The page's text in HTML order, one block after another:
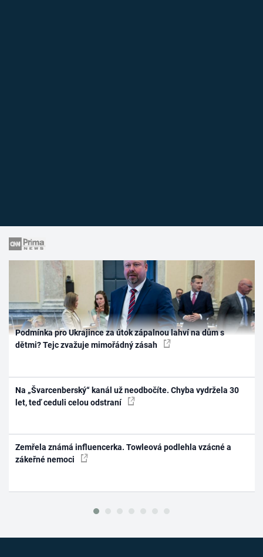
Podmínka pro Ukrajince za útok zápalnou lahví na dům s
dětmi? Tejc zvažuje mimořádný zásah
Na „Švarcenberský“ kanál už neodbočíte. Chyba vydržela 30
let, teď ceduli celou odstraní
Zemřela známá influencerka. Towleová podlehla vzácné a
zákeřné nemoci